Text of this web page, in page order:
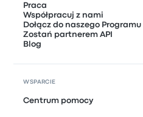
Praca
Współpracuj z nami
Dołącz do naszego
Zostań partnerem API
Blog
WSPARCIE
Centrum pomocy